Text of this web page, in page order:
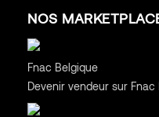
NOS
Fnac Belgique
Devenir vendeur sur Fnac